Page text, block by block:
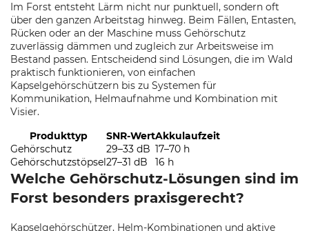
Im Forst entsteht Lärm nicht nur punktuell, sondern oft
über den ganzen Arbeitstag hinweg. Beim Fällen, Entasten,
Rücken oder an der Maschine muss Gehörschutz
zuverlässig dämmen und zugleich zur Arbeitsweise im
Bestand passen. Entscheidend sind Lösungen, die im Wald
praktisch funktionieren, von einfachen
Kapselgehörschützern bis zu Systemen für
Kommunikation, Helmaufnahme und Kombination mit
Visier.
Produkttyp
SNR-WertAkkulaufzeit
Gehörschutz
29–33 dB 17–70 h
Gehörschutzstöpsel27–31 dB 16 h
Welche Gehörschutz-Lösungen sind im
Forst besonders praxisgerecht?
Kapselgehörschützer, Helm-Kombinationen und aktive